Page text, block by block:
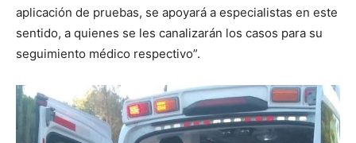
aplicación de pruebas, se apoyará a especialistas en este
sentido, a quienes se les canalizarán los casos para su
seguimiento médico respectivo”.